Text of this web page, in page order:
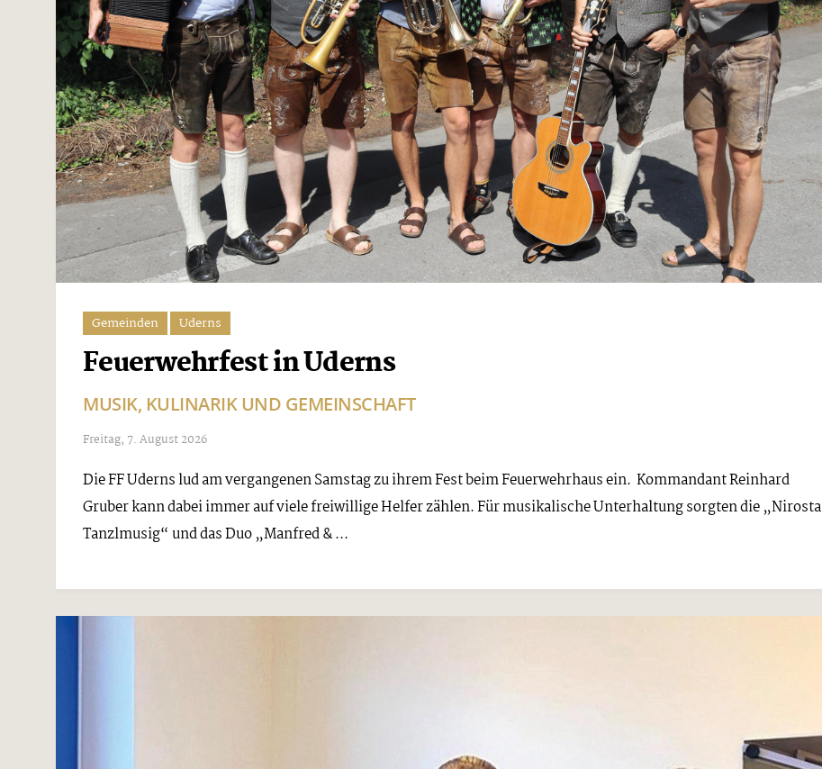
Gemeinden Uderns
Feuerwehrfest in Uderns
MUSIK, KULINARIK UND GEMEINSCHAFT
Freitag, 7. August 2026
Die FF Uderns lud am vergangenen Samstag zu ihrem Fest beim Feuerwehrhaus ein. Kommandant Reinhard
Gruber kann dabei immer auf viele freiwillige Helfer zählen. Für musikalische Unterhaltung sorgten die „Nirosta
Tanzlmusig“ und das Duo „Manfred & ...